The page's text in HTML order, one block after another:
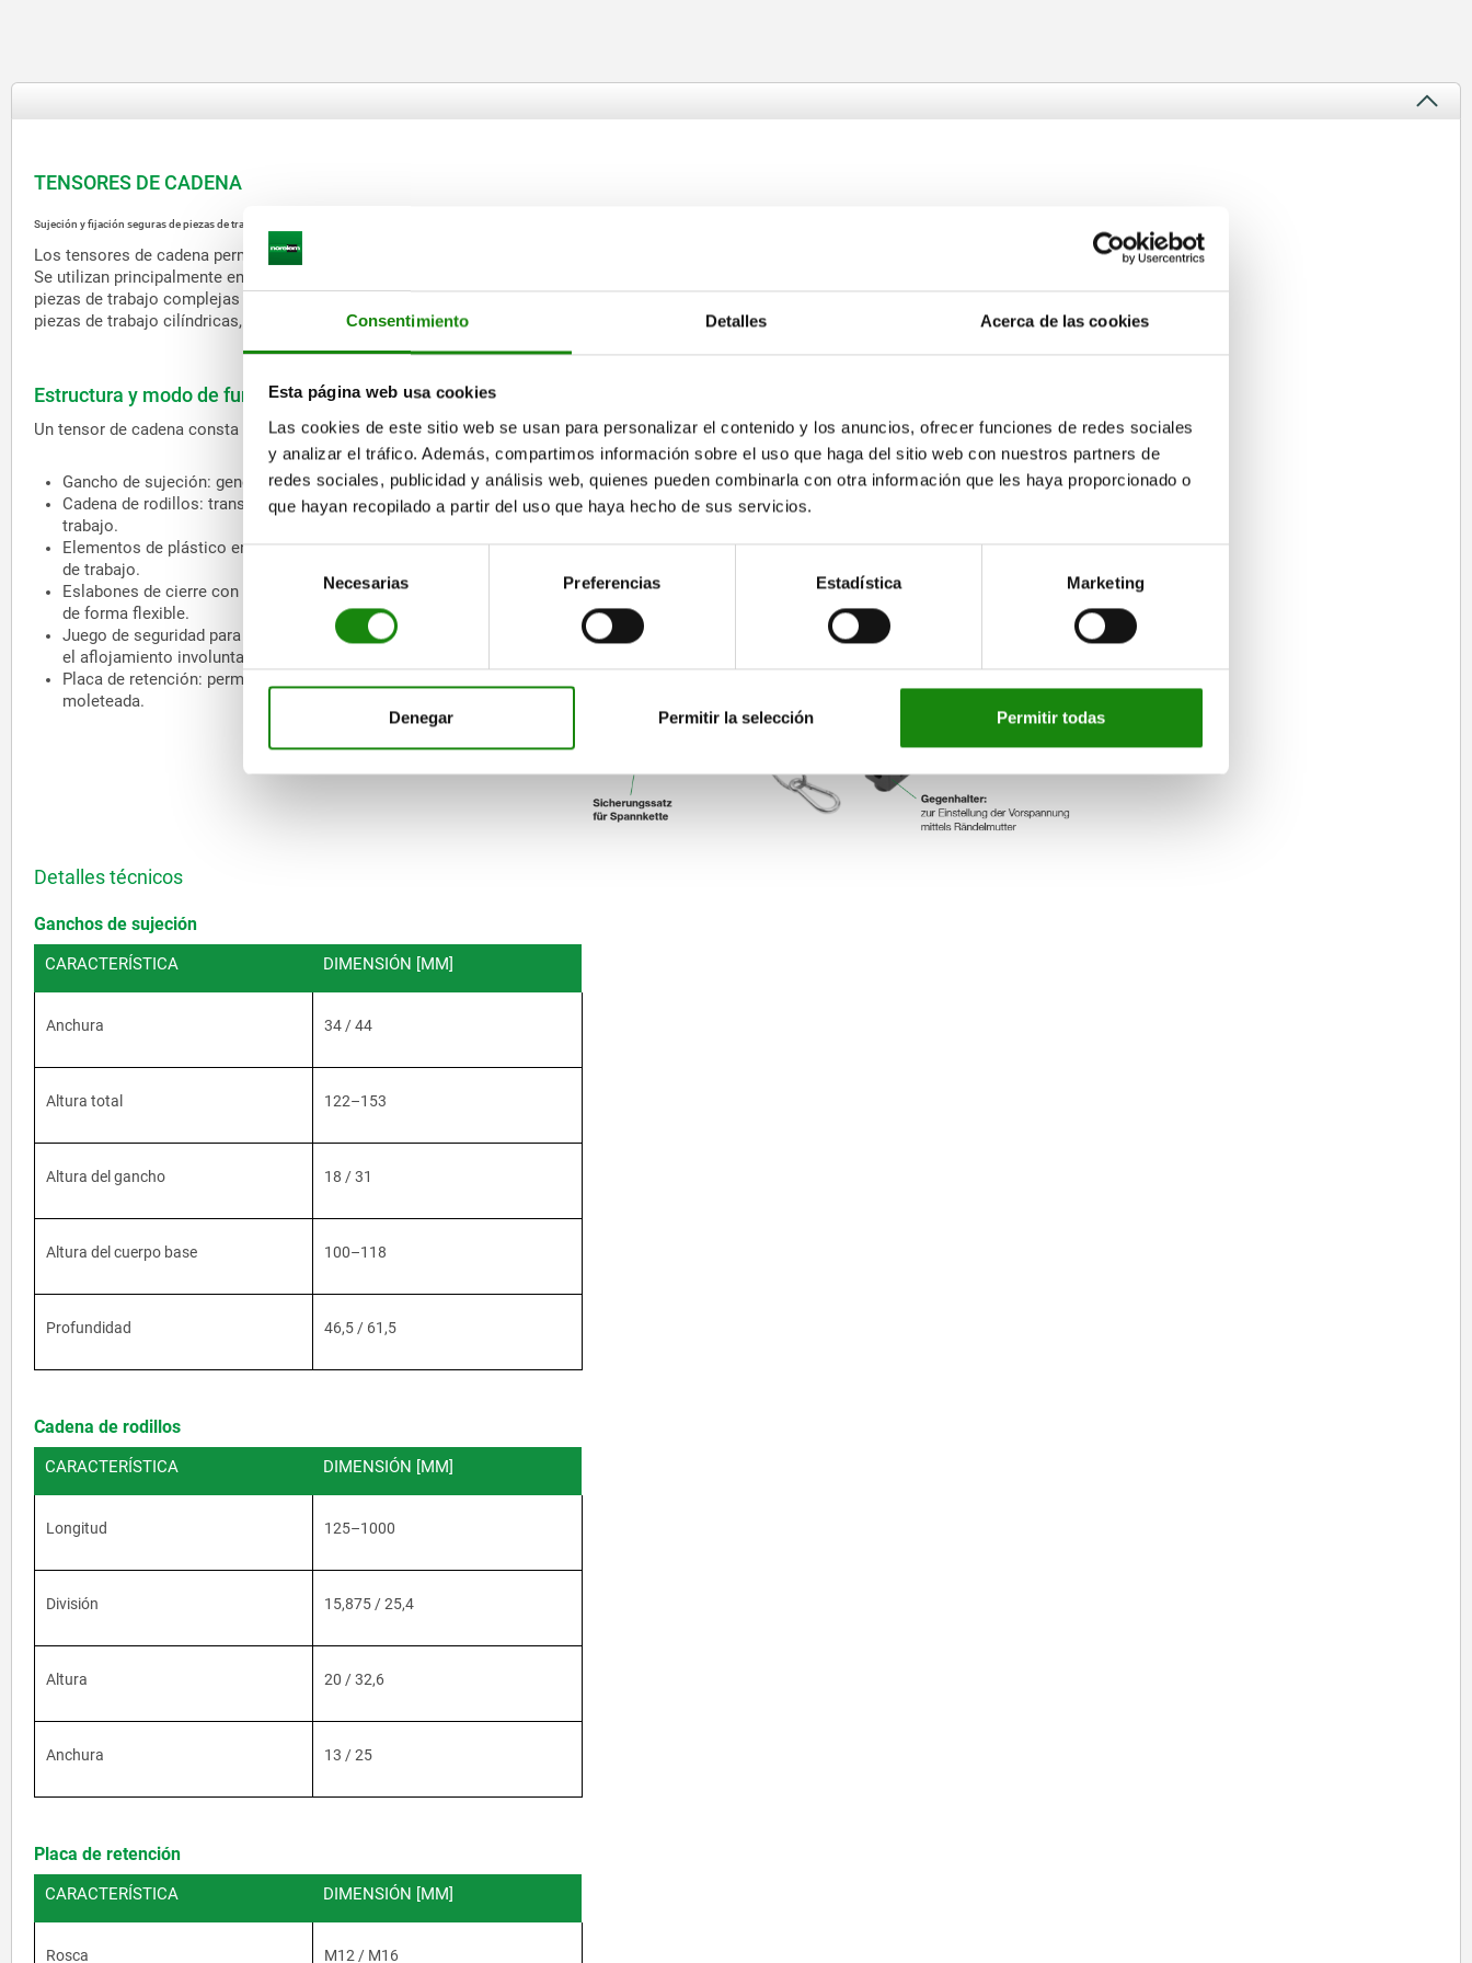
Consentimiento Detalles Acerca de las cookies
Esta página web usa cookies
Las cookies de este sitio web se usan para personalizar el contenido y los anuncios, ofrecer funciones de redes sociales
y analizar el tráfico. Además, compartimos información sobre el uso que haga del sitio web con nuestros partners de
redes sociales, publicidad y análisis web, quienes pueden combinarla con otra información que les haya proporcionado o
que hayan recopilado a partir del uso que haya hecho de sus servicios.
Selección
consentimiento
Necesarias Preferencias Estadística Marketing
Denegar Permitir la selección Permitir todas
TENSORES DE CADENA
Sujeción y fijación seguras de piezas de trabajo de formas irregulares
Los tensores de cadena permiten sujetar y fijar con seguridad piezas de trabajo con contornos y formas irregulares.
Se utilizan principalmente en la construcción de máquinas e instalaciones. Gracias a su aplicación flexible, las
piezas de trabajo complejas pueden fijarse sin dispositivos de sujeción especiales. Los tensores de cadena están especialmente indicados para
piezas de trabajo cilíndricas, cuerpos de válvulas o émbolos.
Estructura y modo de funcionamiento
Un tensor de cadena consta de varios componentes principales que, juntos, ejercen una fuerza de sujeción uniforme sobre la pieza de trabajo:
Gancho de sujeción: generan la fuerza de sujeción mediante una tuerca tensora.
Cadena de rodillos: transmite la fuerza de sujeción a la pieza de
trabajo.
Elementos de plástico encajables: protegen la superficie de la pieza
de trabajo.
Eslabones de cierre con alburas: se utilizan para extender la cadena
de forma flexible.
Juego de seguridad para la cadena tensora: asegura la cadena contra
el aflojamiento involuntario.
Placa de retención: permite ajustar la precarga mediante una tuerca
moleteada.
Detalles técnicos
Ganchos de sujeción
CARACTERÍSTICA DIMENSIÓN [MM]
Anchura 34 / 44
Altura total 122–153
Altura del gancho 18 / 31
Altura del cuerpo base 100–118
Profundidad 46,5 / 61,5
Cadena de rodillos
CARACTERÍSTICA DIMENSIÓN [MM]
Longitud 125–1000
División 15,875 / 25,4
Altura 20 / 32,6
Anchura 13 / 25
Placa de retención
CARACTERÍSTICA DIMENSIÓN [MM]
Rosca M12 / M16